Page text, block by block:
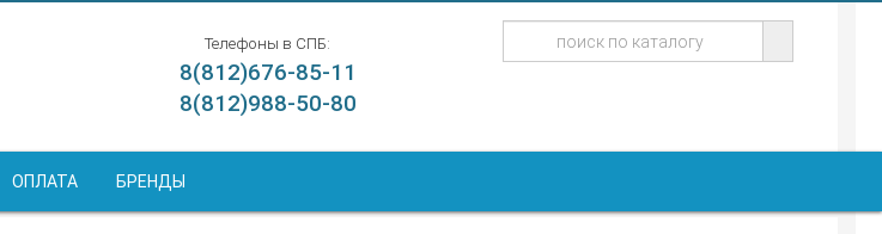
Телефоны в СПБ:
8(812)676-85-11
8(812)988-50-80
ОПЛАТА БРЕНДЫ